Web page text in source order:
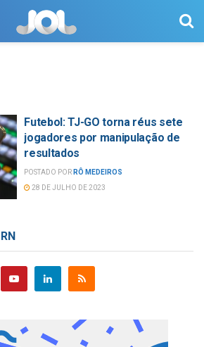
Futebol: TJ-GO torna réus sete
jogadores por manipulação de
resultados
POSTADO POR RÔ MEDEIROS
28 DE JULHO DE 2023